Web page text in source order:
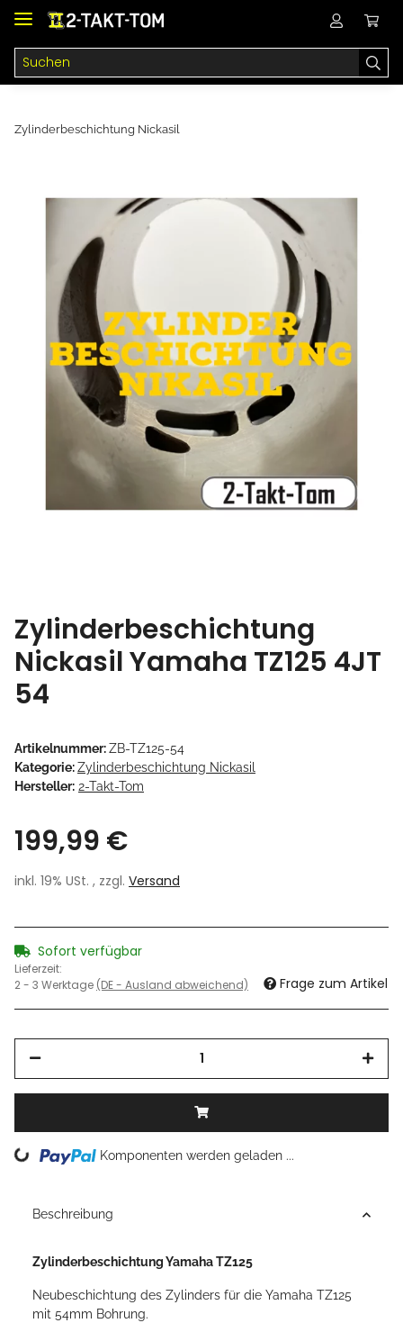
Zylinderbeschichtung Nickasil
Zylinderbeschichtung
Nickasil Yamaha TZ125 4JT
54
Artikelnummer:ZB-TZ125-54
Kategorie:Zylinderbeschichtung Nickasil
Hersteller: 2-Takt-Tom
199,99 €
inkl. 19% USt. , zzgl. Versand
Sofort verfügbar
Lieferzeit:
2 - 3 Werktage (DE - Ausland abweichend) Frage zum Artikel
Loading... Komponenten werden geladen ...
Beschreibung
Zylinderbeschichtung Yamaha TZ125
Neubeschichtung des Zylinders für die Yamaha TZ125
mit 54mm Bohrung.